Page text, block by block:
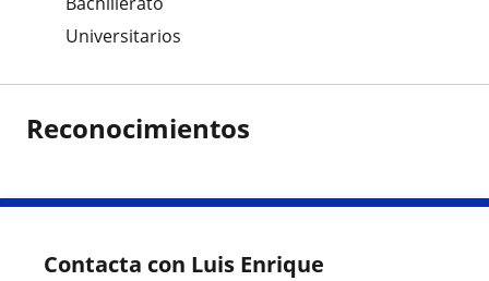
Universitarios
Reconocimientos
Contacta con Luis Enrique